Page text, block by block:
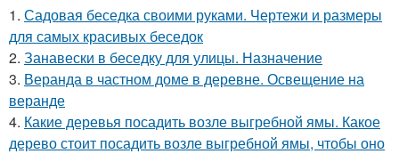
1. Садовая беседка своими руками. Чертежи и размеры
для самых красивых беседок
2. Занавески в беседку для улицы. Назначение
3. Веранда в частном доме в деревне. Освещение на
веранде
4. Какие деревья посадить возле выгребной ямы. Какое
дерево стоит посадить возле выгребной ямы, чтобы оно